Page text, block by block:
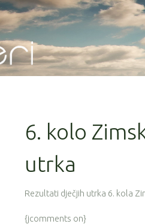
6. kolo
utrka
Rezultati dječjih utrka 6. kola
{jcomments on}